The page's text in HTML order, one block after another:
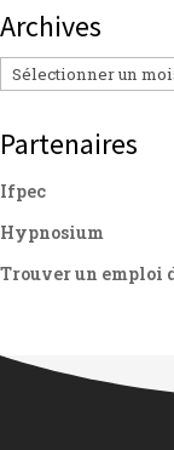
Archives
Archives
Partenaires
Ifpec
Hypnosium
Trouver un emploi